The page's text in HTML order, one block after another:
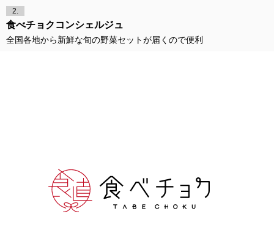
2.
食べチョクコンシェルジュ
全国各地から新鮮な旬の野菜セットが届くので便利